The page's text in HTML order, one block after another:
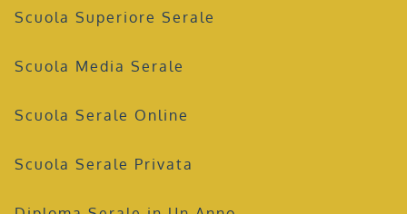
Scuola Superiore Serale
Scuola Media Serale
Scuola Serale Online
Scuola Serale Privata